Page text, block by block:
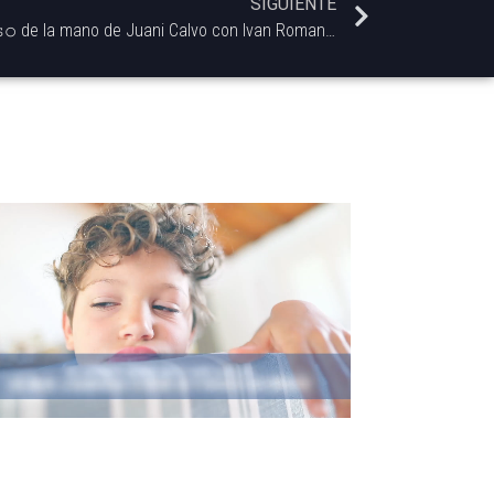
La columna culinaria 𝙰𝚕𝚝𝚘 𝙶𝚞𝚒𝚜𝚘 de la mano de Juani Calvo con Ivan Romanelli @elgordoliberosky